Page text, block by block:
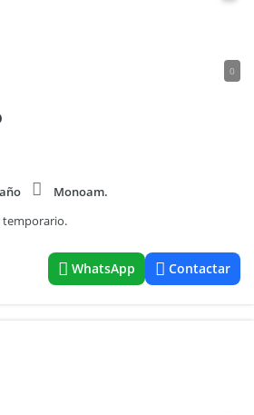
0
Monoam.
temporario.
WhatsApp Contactar